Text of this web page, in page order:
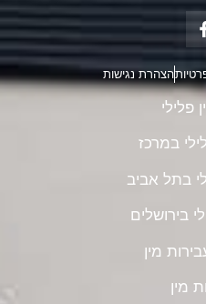
הצהרת נגישות
פלילי
במרכז
בתל אביב
בירושלים
מין
מין